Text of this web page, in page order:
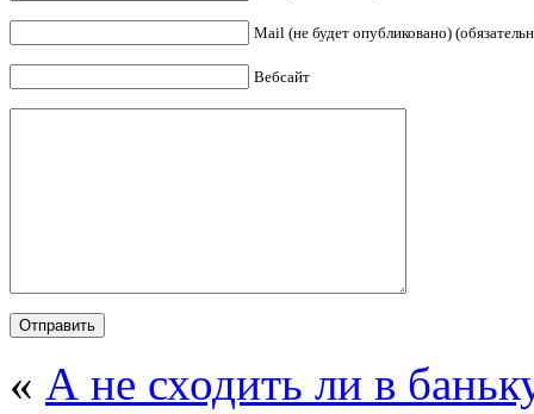
Mail (не будет опубликовано)
Вебсайт
« А не сходить ли в